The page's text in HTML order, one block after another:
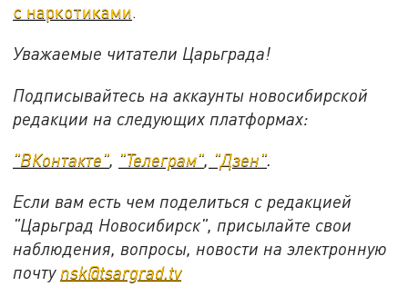
с наркотиками.
Уважаемые читатели Царьграда!
Подписывайтесь на аккаунты новосибирской
редакции на следующих платформах:
"ВКонтакте", "Телеграм", "Дзен".
Если вам есть чем поделиться с редакцией
"Царьград Новосибирск", присылайте свои
наблюдения, вопросы, новости на электронную
почту nsk@tsargrad.tv